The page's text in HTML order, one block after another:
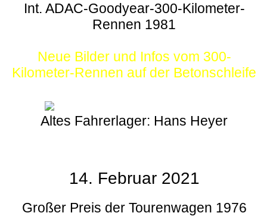
Int. ADAC-Goodyear-300-Kilometer-
Rennen 1981
Neue Bilder und Infos vom 300-
Kilometer-Rennen auf der Betonschleife
Altes Fahrerlager: Hans Heyer
14. Februar 2021
Großer Preis der Tourenwagen 1976